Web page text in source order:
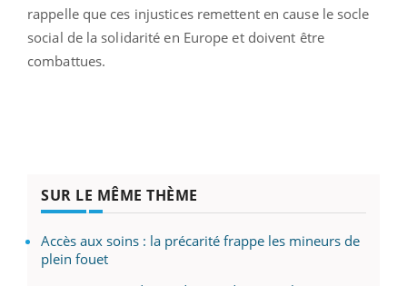
rappelle que ces injustices remettent en cause le socle
social de la solidarité en Europe et doivent être
combattues.
SUR LE MÊME THÈME
Accès aux soins : la précarité frappe les mineurs de
plein fouet